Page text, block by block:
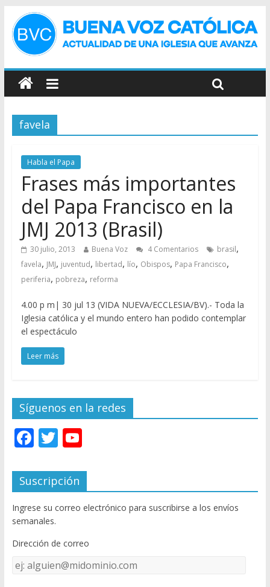
favela
Habla el Papa
Frases más importantes
del Papa Francisco en la
JMJ 2013 (Brasil)
30 julio, 2013 Buena Voz 4 Comentarios brasil,
favela, JMJ, juventud, libertad, lío, Obispos, Papa Francisco,
periferia, pobreza, reforma
4.00 p m| 30 jul 13 (VIDA NUEVA/ECCLESIA/BV).- Toda la
Iglesia católica y el mundo entero han podido contemplar
el espectáculo
Leer más
Síguenos en la redes
F
e
b
o
o
k
T
itt
er
Y
u
T
u
e
C
Suscripción
Ingrese su correo electrónico para suscribirse a los envíos
semanales.
Dirección de correo
Dirección
de